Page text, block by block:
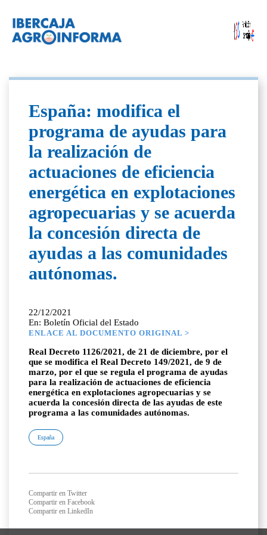
España: modifica el
programa de ayudas para
la realización de
actuaciones de eficiencia
energética en explotaciones
agropecuarias y se acuerda
la concesión directa de
ayudas a las comunidades
autónomas.
22/12/2021
En: Boletín Oficial del Estado
ENLACE AL DOCUMENTO ORIGINAL >
Real Decreto 1126/2021, de 21 de diciembre, por el
que se modifica el Real Decreto 149/2021, de 9 de
marzo, por el que se regula el programa de ayudas
para la realización de actuaciones de eficiencia
energética en explotaciones agropecuarias y se
acuerda la concesión directa de las ayudas de este
programa a las comunidades autónomas.
España
Compartir en Twitter
Compartir en Facebook
Compartir en LinkedIn